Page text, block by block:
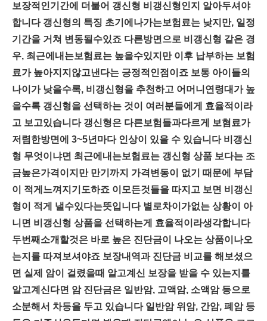
보장적인기간에 더불어 갱신형 비갱신형인지 알아두셔야
합니다 갱신형의 특징 초기에나가는보험료는 낮지만, 일정
기간을 거쳐 변동될수있죠 다른방면으로 비갱신형 같은 경
우, 최근에내는보험료는 높을수있지만 이후 납부하는 보험
료가 높아지지않고낸다는 긍정적인점이죠 보통 아이들의
나이가 낮을수록, 비갱신형을 추천하고 어머니연령대가 높
을수록 갱신형을 선택하는 것이 여러분들에게 효율적이라
고 보고있습니다 갱신형은 다른보험들과다르게 보혐료가
저렴한방면에 3~5년마다 인상이 있을 수 있습니다 비갱신
형 무엇이냐면 최근에내는보험료는 갱신형 상품 보다는 조
금높은가격이지만 만기까지 가격변동이 없기 때문에 부담
이 적게느껴지기도하죠 이모든것들을 따지고 보면 비갱신
형이 적게 낼수있다는뜻입니다 별로차이가없는 상황이 아
니면 비갱신형 상품을 선택하는게 효율적이라생각합니다
두번째소개할것은 바로 높은 진단금이 나오는 상품이나오
는지를 따져보셔야죠 보장내역과 진단금 비교를 해보셨으
면 실제 암이 걸렸을때 알고계신 보장을 받을 수 있는지를
알고계신다면 암 진단금은 일반암, 고액암, 소액암 등으로
소분해서 차등을 두고 있습니다 일반암 위암, 간암, 폐암 등